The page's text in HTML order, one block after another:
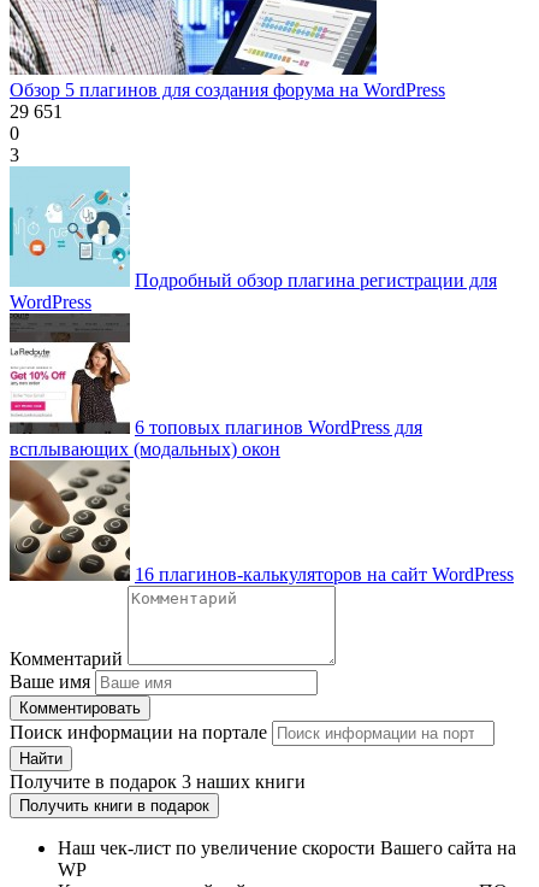
Обзор 5 плагинов для создания форума на WordPress
29 651
0
3
Подробный обзор плагина регистрации для
WordPress
6 топовых плагинов WordPress для
всплывающих (модальных) окон
16 плагинов-калькуляторов на сайт WordPress
Комментарий
Ваше имя
Комментировать
Поиск информации на портале
Найти
Получите в подарок 3 наших книги
Получить книги в подарок
Наш чек-лист по увеличение скорости Вашего сайта на
WP